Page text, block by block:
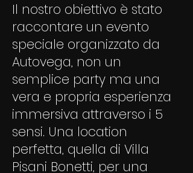
Il nostro obiettivo è stato
raccontare un evento
speciale organizzato da
Autovega, non un
semplice party ma una
vera e propria esperienza
immersiva attraverso i 5
sensi. Una location
perfetta, quella di Villa
Pisani Bonetti, per una